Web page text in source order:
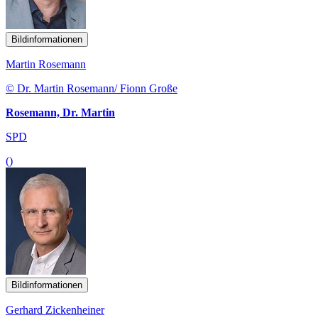
Bildinformationen
Martin Rosemann
© Dr. Martin Rosemann/ Fionn Große
Rosemann, Dr. Martin
SPD
()
Bildinformationen
Gerhard Zickenheiner